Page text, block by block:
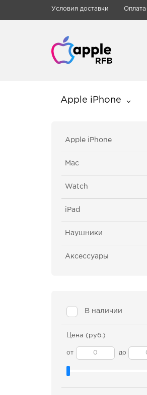
Условия доставки Оплата
Apple iPhone
Apple iPhone
Mac
Watch
iPad
Наушники
Аксессуары
В наличии
Цена (руб.)
от до